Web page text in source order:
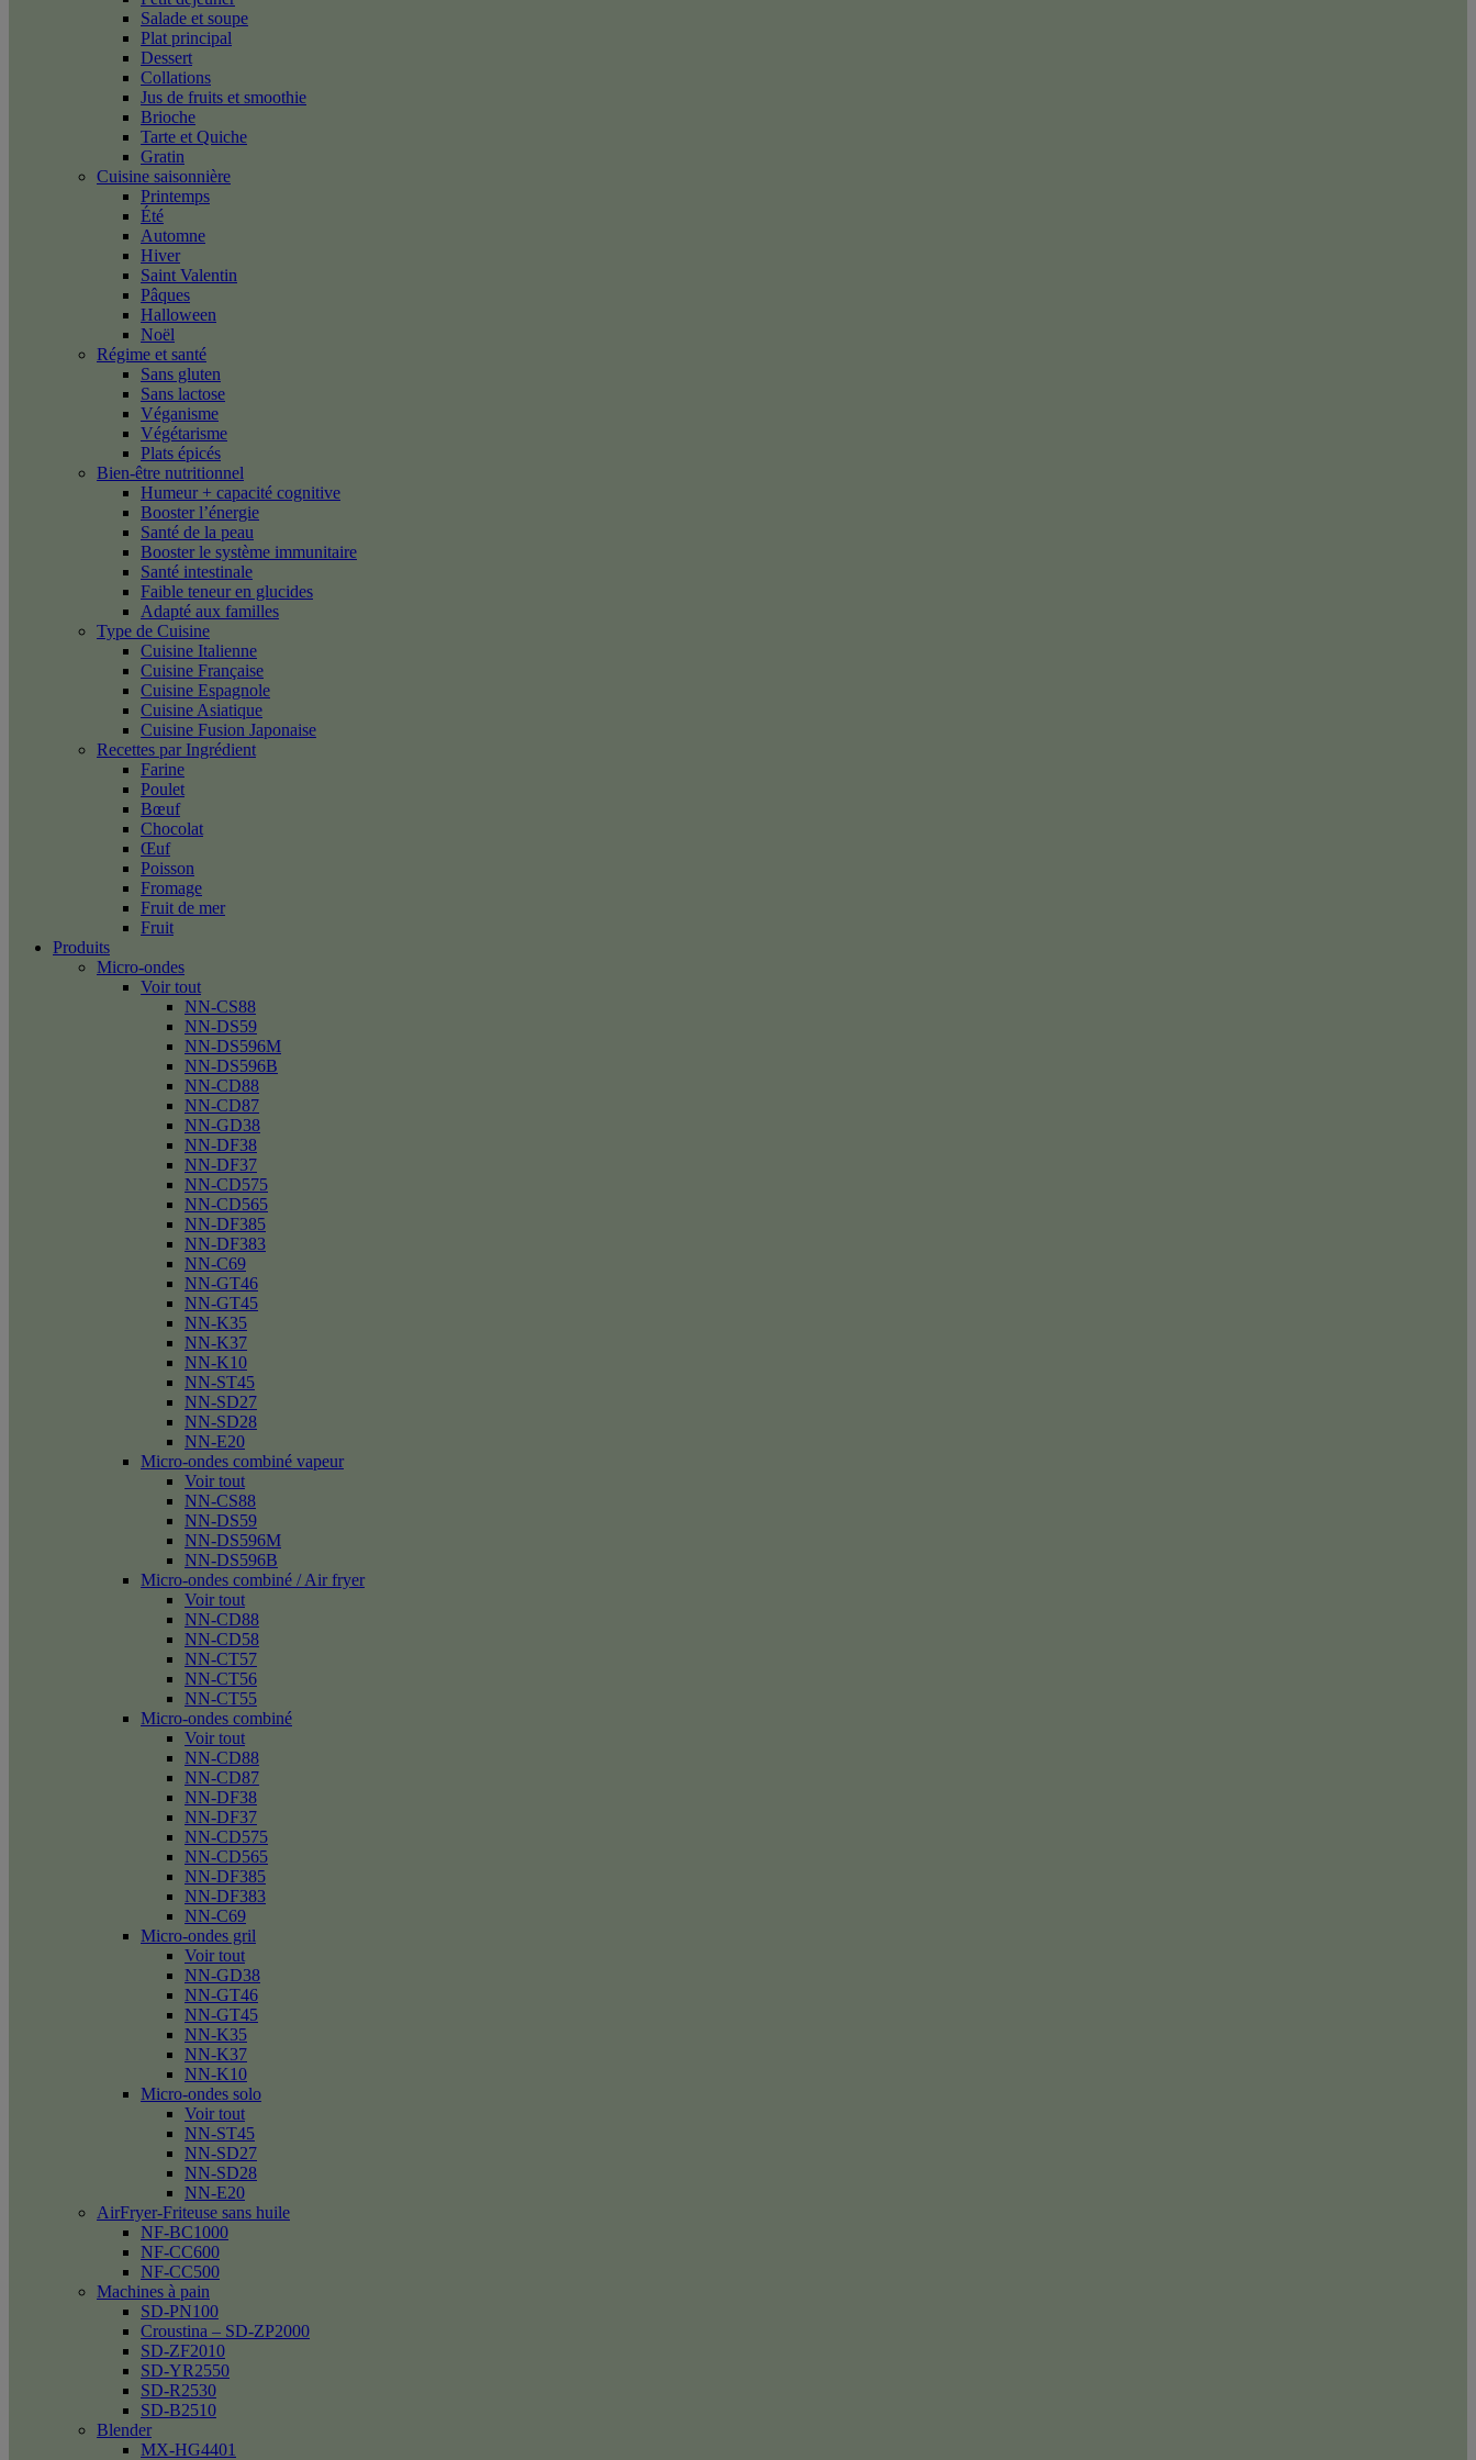
Salade et soupe
Plat principal
Dessert
Collations
Jus de fruits et smoothie
Brioche
Tarte et Quiche
Gratin
Cuisine saisonnière
Printemps
Été
Automne
Hiver
Saint Valentin
Pâques
Halloween
Noël
Régime et santé
Sans gluten
Sans lactose
Véganisme
Végétarisme
Plats épicés
Bien-être nutritionnel
Humeur + capacité cognitive
Booster l’énergie
Santé de la peau
Booster le système immunitaire
Santé intestinale
Faible teneur en glucides
Adapté aux familles
Type de Cuisine
Cuisine Italienne
Cuisine Française
Cuisine Espagnole
Cuisine Asiatique
Cuisine Fusion Japonaise
Recettes par Ingrédient
Farine
Poulet
Bœuf
Chocolat
Œuf
Poisson
Fromage
Fruit de mer
Fruit
Produits
Micro-ondes
Voir tout
NN-CS88
NN-DS59
NN-DS596M
NN-DS596B
NN-CD88
NN-CD87
NN-GD38
NN-DF38
NN-DF37
NN-CD575
NN-CD565
NN-DF385
NN-DF383
NN-C69
NN-GT46
NN-GT45
NN-K35
NN-K37
NN-K10
NN-ST45
NN-SD27
NN-SD28
NN-E20
Micro-ondes combiné vapeur
Voir tout
NN-CS88
NN-DS59
NN-DS596M
NN-DS596B
Micro-ondes combiné / Air fryer
Voir tout
NN-CD88
NN-CD58
NN-CT57
NN-CT56
NN-CT55
Micro-ondes combiné
Voir tout
NN-CD88
NN-CD87
NN-DF38
NN-DF37
NN-CD575
NN-CD565
NN-DF385
NN-DF383
NN-C69
Micro-ondes gril
Voir tout
NN-GD38
NN-GT46
NN-GT45
NN-K35
NN-K37
NN-K10
Micro-ondes solo
Voir tout
NN-ST45
NN-SD27
NN-SD28
NN-E20
AirFryer-Friteuse sans huile
NF-BC1000
NF-CC600
NF-CC500
Machines à pain
SD-PN100
Croustina – SD-ZP2000
SD-ZF2010
SD-YR2550
SD-R2530
SD-B2510
Blender
MX-HG4401